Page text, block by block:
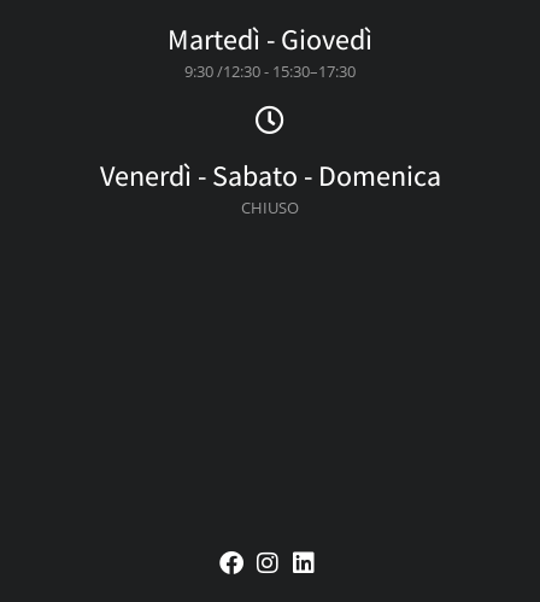
Martedì - Giovedì
9:30 /12:30 - 15:30–17:30
Venerdì - Sabato - Domenica
CHIUSO